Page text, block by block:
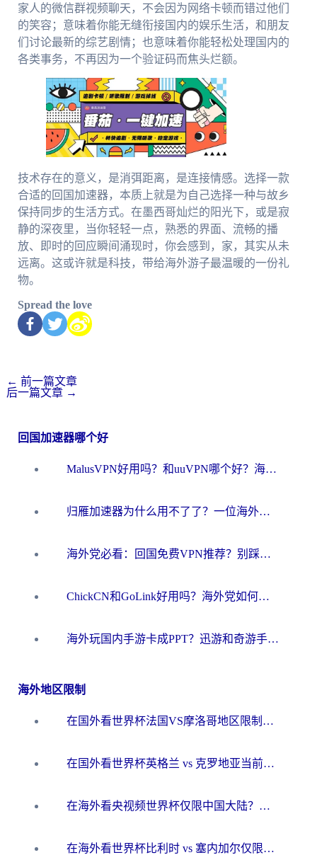
家人的微信群视频聊天，不会因为网络卡顿而错过他们
的笑容；意味着你能无缝衔接国内的娱乐生活，和朋友
们讨论最新的综艺剧情；也意味着你能轻松处理国内的
各类事务，不再因为一个验证码而焦头烂额。
技术存在的意义，是消弭距离，是连接情感。选择一款
合适的回国加速器，本质上就是为自己选择一种与故乡
保持同步的生活方式。在墨西哥灿烂的阳光下，或是寂
静的深夜里，当你轻轻一点，熟悉的界面、流畅的播
放、即时的回应瞬间涌现时，你会感到，家，其实从未
远离。这或许就是科技，带给海外游子最温暖的一份礼
物。
Spread the love
← 前一篇文章
后一篇文章 →
回国加速器哪个好
MalusVPN好用吗？和uuVPN哪个好？海外党无缝访问国内资源的真实对比与选择指南
归雁加速器为什么用不了了？一位海外游子的真实困惑与技术解答
海外党必看：回国免费VPN推荐？别踩坑！教你选对加速器无缝刷国内资源
ChickCN和GoLink好用吗？海外党如何选对回国加速器
海外玩国内手游卡成PPT？迅游和奇游手游哪个好？一篇讲透回国加速器怎么选
海外地区限制
在国外看世界杯法国VS摩洛哥地区限制？这篇指南让你流畅看中文解说无压力
在国外看世界杯英格兰 vs 克罗地亚当前地区不可播放？这篇指南帮你搞定所有海外观赛难题
在海外看央视频世界杯仅限中国大陆？这篇指南帮你解锁中文解说+无卡顿直播
在海外看世界杯比利时 vs 塞内加尔仅限中国大陆？我找到了最流畅的中文解说之路